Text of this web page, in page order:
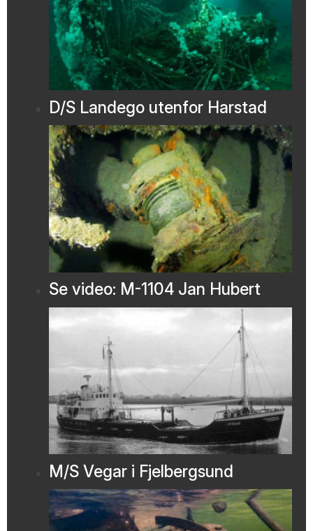
D/S Landego utenfor Harstad
Se video: M-1104 Jan Hubert
M/S Vegar i Fjelbergsund